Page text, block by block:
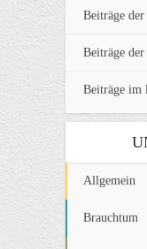
Beiträge
Beiträge
Beiträge im
Allgemein
Brauchtum